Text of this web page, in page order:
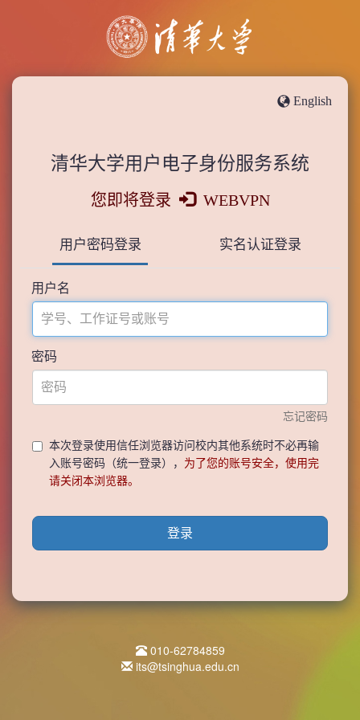
English
清华大学用户电子身份服务系统
您即将登录 WEBVPN
用户密码登录 实名认证登录
用户名
密码
忘记密码
本次登录使用信任浏览器访问校内其他系统时不必再输
入账号密码（统一登录）， 为了您的账号安全，使用完
请关闭本浏览器。
登录
010-62784859
its@tsinghua.edu.cn